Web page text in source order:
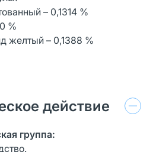
– 0,1314 %
%
желтый – 0,1388 %
действие
группа: